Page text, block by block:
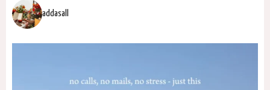
addasall